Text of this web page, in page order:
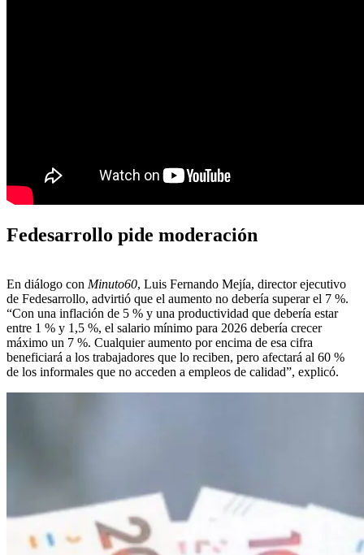
Fedesarrollo pide moderación
En diálogo con Minuto60, Luis Fernando Mejía, director ejecutivo
de Fedesarrollo, advirtió que el aumento no debería superar el 7 %.
“Con una inflación de 5 % y una productividad que debería estar
entre 1 % y 1,5 %, el salario mínimo para 2026 debería crecer
máximo un 7 %. Cualquier aumento por encima de esa cifra
beneficiará a los trabajadores que lo reciben, pero afectará al 60 %
de los informales que no acceden a empleos de calidad”, explicó.